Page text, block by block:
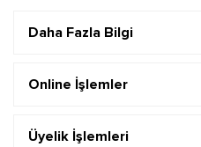
Daha Fazla Bilgi
Online İşlemler
Üyelik İşlemleri